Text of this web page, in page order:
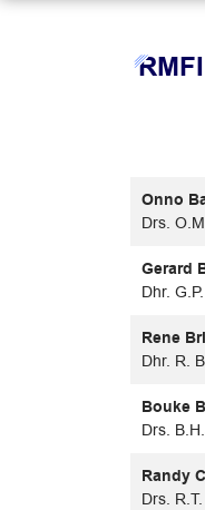
Onno
Drs.
Gerard
Dhr.
Rene
Dhr. R.
Bouke
Drs.
Randy
Drs.